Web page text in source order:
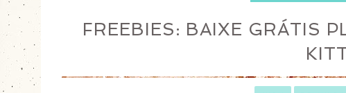
FREEBIES: BAIXE GRÁTIS